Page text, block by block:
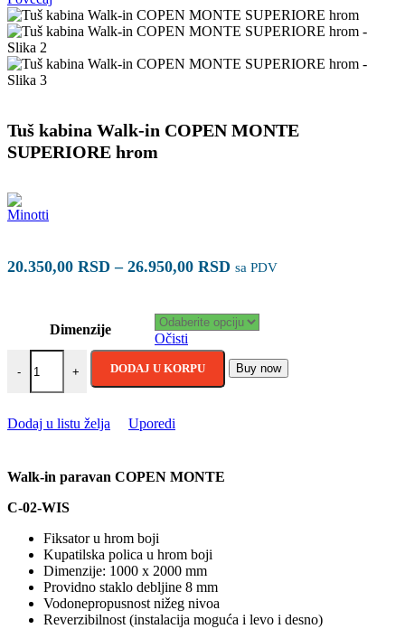
Tuš kabina Walk-in COPEN MONTE
SUPERIORE hrom
20.350,00 RSD – 26.950,00 RSD Raspon
20.350,00 RSD
26.950,00 RSD
sa PDV
Dimenzije
Očisti
-
Tuš kabina Walk-in COPEN MONTE SUPERIORE hrom količina
+ DODAJ U KORPU Buy now
Dodaj u listu želja Uporedi
Walk-in paravan COPEN MONTE
C-02-WIS
Fiksator u hrom boji
Kupatilska polica u hrom boji
Dimenzije: 1000 x 2000 mm
Providno staklo debljine 8 mm
Vodonepropusnost nižeg nivoa
Reverzibilnost (instalacija moguća i levo i desno)